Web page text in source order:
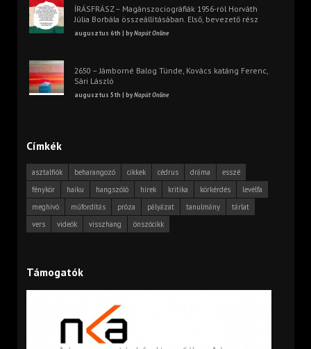
ÍRÁSFRÁSZ – Magánszociográfiák 1956-ról Horváth
Júlia Borbála összeállításában. Első, bevezető rész
augusztus 6th | byNapút Online
2650 – Jámborné Balog Tünde, Kovács katáng Ferenc,
Sári László
augusztus 5th | byNapút Online
Címkék
asztalfiók beharangozó cikkek cédrus dráma
esszé
fénykör
haiku hangszóló hírek kritika körkérdés
levélfa
meghívó
műfordítás próza pályázat tanulmány
tárlat
vers
videók visszhang önszócikk
Támogatók